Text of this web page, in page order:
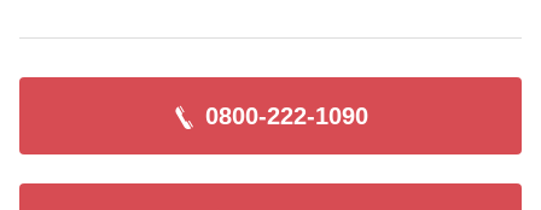
0800-222-1090